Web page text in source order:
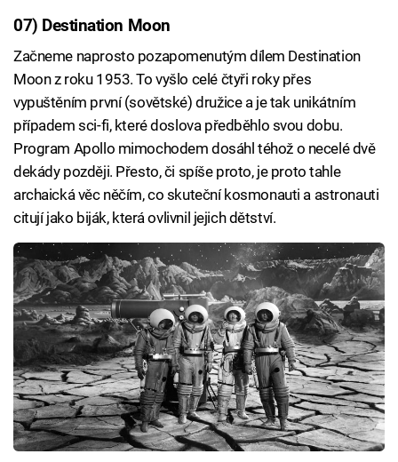
07) Destination Moon
Začneme naprosto pozapomenutým dílem Destination
Moon z roku 1953. To vyšlo celé čtyři roky přes
vypuštěním první (sovětské) družice a je tak unikátním
případem sci-fi, které doslova předběhlo svou dobu.
Program Apollo mimochodem dosáhl téhož o necelé dvě
dekády později. Přesto, či spíše proto, je proto tahle
archaická věc něčím, co skuteční kosmonauti a astronauti
citují jako biják, která ovlivnil jejich dětství.